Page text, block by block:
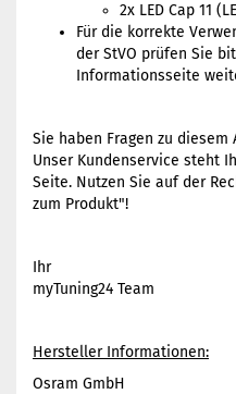
2x LED Cap 11
Für die korrekte
der StVO prüfen Sie
Informationsseite
Sie haben Fragen zu diesem
Unser Kundenservice steht
Seite. Nutzen Sie auf der
zum Produkt"!
Ihr
myTuning24 Team
Hersteller Informationen:
Osram GmbH